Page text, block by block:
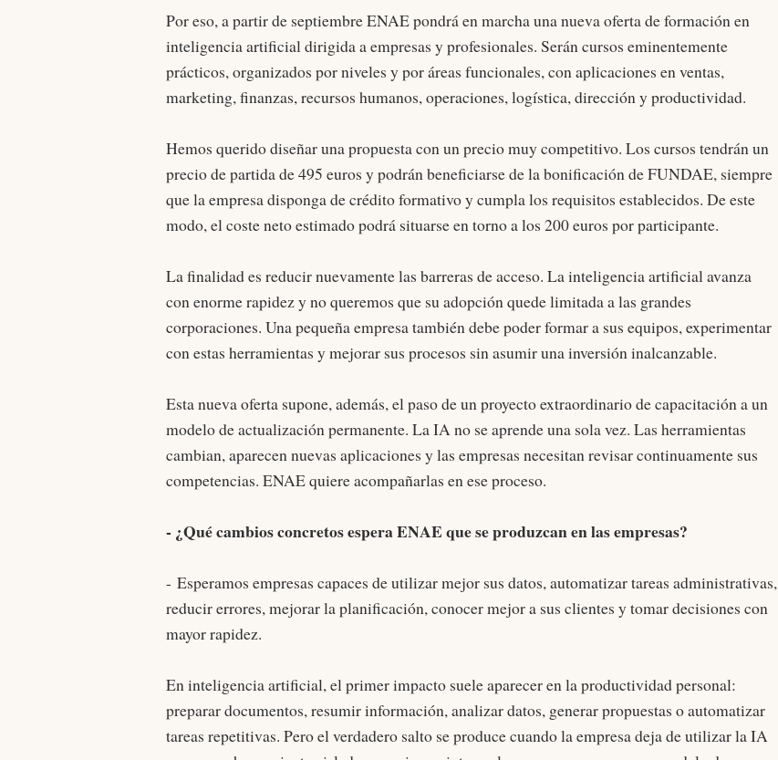
Por eso, a partir de septiembre ENAE pondrá en marcha una nueva oferta de formación en
inteligencia artificial dirigida a empresas y profesionales. Serán cursos eminentemente
prácticos, organizados por niveles y por áreas funcionales, con aplicaciones en ventas,
marketing, finanzas, recursos humanos, operaciones, logística, dirección y productividad.
Hemos querido diseñar una propuesta con un precio muy competitivo. Los cursos tendrán un
precio de partida de 495 euros y podrán beneficiarse de la bonificación de FUNDAE, siempre
que la empresa disponga de crédito formativo y cumpla los requisitos establecidos. De este
modo, el coste neto estimado podrá situarse en torno a los 200 euros por participante.
La finalidad es reducir nuevamente las barreras de acceso. La inteligencia artificial avanza
con enorme rapidez y no queremos que su adopción quede limitada a las grandes
corporaciones. Una pequeña empresa también debe poder formar a sus equipos, experimentar
con estas herramientas y mejorar sus procesos sin asumir una inversión inalcanzable.
Esta nueva oferta supone, además, el paso de un proyecto extraordinario de capacitación a un
modelo de actualización permanente. La IA no se aprende una sola vez. Las herramientas
cambian, aparecen nuevas aplicaciones y las empresas necesitan revisar continuamente sus
competencias. ENAE quiere acompañarlas en ese proceso.
- ¿Qué cambios concretos espera ENAE que se produzcan en las empresas?
- Esperamos empresas capaces de utilizar mejor sus datos, automatizar tareas administrativas,
reducir errores, mejorar la planificación, conocer mejor a sus clientes y tomar decisiones con
mayor rapidez.
En inteligencia artificial, el primer impacto suele aparecer en la productividad personal:
preparar documentos, resumir información, analizar datos, generar propuestas o automatizar
tareas repetitivas. Pero el verdadero salto se produce cuando la empresa deja de utilizar la IA